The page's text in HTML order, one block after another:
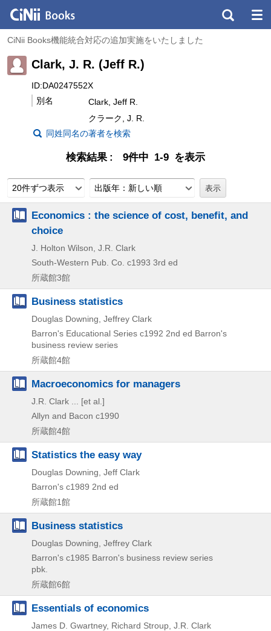
CiNii Books機能統合対応の追加実施をいたしました
Clark, J. R. (Jeff R.)
ID:DA0247552X
別名
Clark, Jeff R.
クラーク, J. R.
同姓同名の著者を検索
検索結果 9件中 1-9 を表示
20件ずつ表示 出版年：新しい順
Economics : the science of cost, benefit, and
choice
J. Holton Wilson, J.R. Clark
South-Western Pub. Co. c1993 3rd ed
所蔵館3館
Business statistics
Douglas Downing, Jeffrey Clark
Barron's Educational Series c1992 2nd ed Barron's
business review series
所蔵館4館
Macroeconomics for managers
J.R. Clark ... [et al.]
Allyn and Bacon c1990
所蔵館4館
Statistics the easy way
Douglas Downing, Jeff Clark
Barron's c1989 2nd ed
所蔵館1館
Business statistics
Douglas Downing, Jeffrey Clark
Barron's c1985 Barron's business review series
pbk.
所蔵館6館
Essentials of economics
James D. Gwartney, Richard Stroup, J.R. Clark